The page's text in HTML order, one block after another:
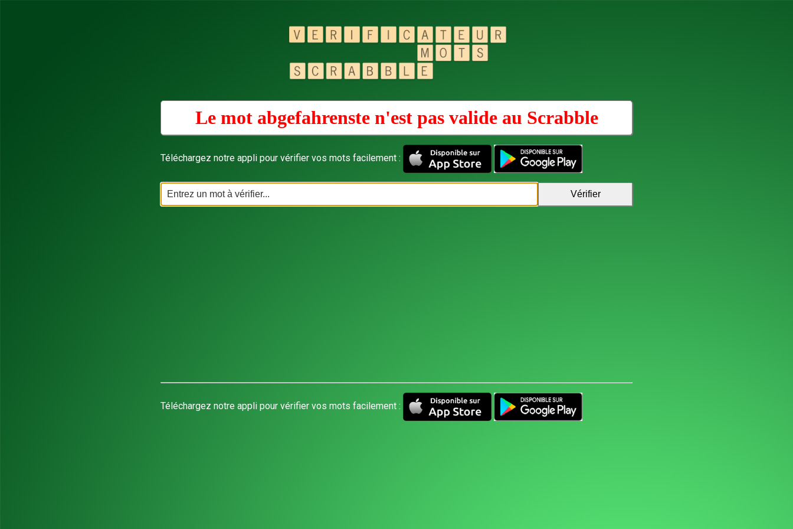
Le mot abgefahrenste n'est pas valide au Scrabble
Téléchargez notre appli pour vérifier vos mots facilement :
Téléchargez notre appli pour vérifier vos mots facilement :